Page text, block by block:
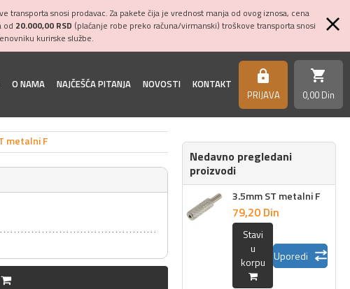
transporta snosi prodavac. Za pakete čija je vrednost manja od ovog iznosa, cena
od 20.000,00 RSD (plaćanje robe preko računa/virmanski) troškove transporta snosi
kurirske službe.
O NAMA NAJČEŠĆA PITANJA NOVOSTI KONTAKT https
PRIJAVA
shopping_cart
0,00 Din
metalni F
Nedavno pregledani
proizvodi
3.5mm ST metalni F
79,20 Din
Stavi
u
korpu
Uporedi